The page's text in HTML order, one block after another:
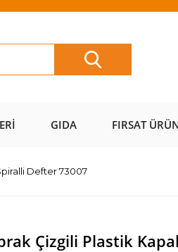
GIDA FIRSAT
Defter 73007
Çizgili Plastik